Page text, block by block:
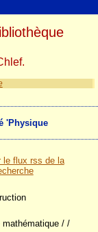
'Physique
le flux rss de la
//